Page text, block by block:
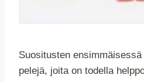
Suositusten
pelejä, joita on todella